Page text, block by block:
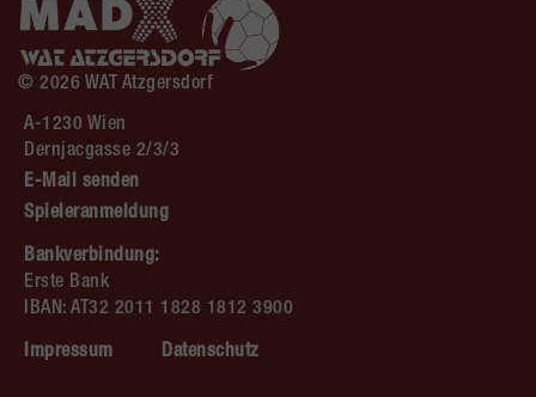
© 2026 WAT Atzgersdorf
A-1230 Wien
Dernjacgasse 2/3/3
E-Mail senden
Spieleranmeldung
Bankverbindung:
Erste Bank
IBAN: AT32 2011 1828 1812 3900
Impressum Datenschutz